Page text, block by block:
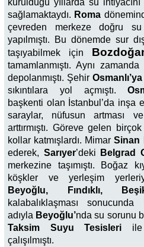
kurulduğu yıllarda su
sağlamaktaydı. Roma
çevreden merkeze doğru su
yapılmıştı. Bu dönemde sur
taşıyabilmek için
tamamlanmıştı. Aynı
depolanmıştı. Şehir Osmanlı’ya
sıkıntılara yol açmıştı.
başkenti olan İstanbul’da inşa
saraylar, nüfusun artması
arttırmıştı. Göreve gelen
kollar katmışlardı. MimarSinan
ederek, Sarıyer’deki Belgrad
merkezine taşımıştı. Boğaz
köşkler ve yerleşim
Beyoğlu, Fındıklı,
kalabalıklaşması sonucunda
adıyla Beyoğlu’nda su sorunu
Taksim
Suyu Tesisleri ile
çalışılmıştı.